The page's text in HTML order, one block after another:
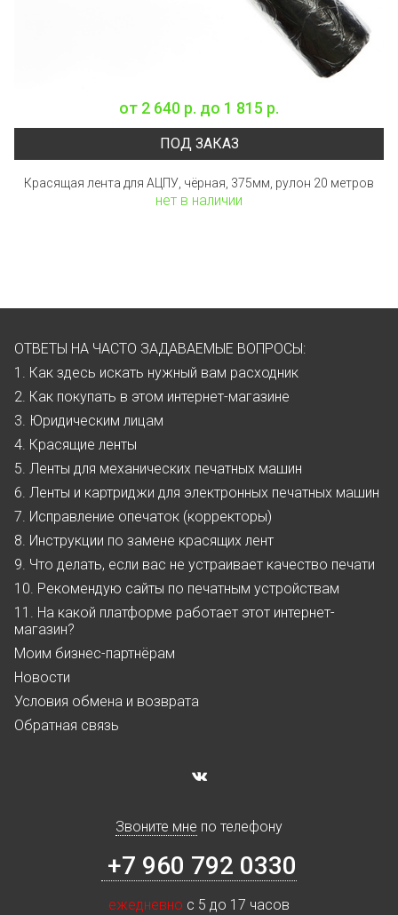
от 2 640 р. до 1 815 р.
ПОД ЗАКАЗ
Красящая лента для АЦПУ, чёрная, 375мм, рулон 20 метров
нет в наличии
ОТВЕТЫ НА ЧАСТО ЗАДАВАЕМЫЕ ВОПРОСЫ:
1. Как здесь искать нужный вам расходник
2. Как покупать в этом интернет-магазине
3. Юридическим лицам
4. Красящие ленты
5. Ленты для механических печатных машин
6. Ленты и картриджи для электронных печатных машин
7. Исправление опечаток (корректоры)
8. Инструкции по замене красящих лент
9. Что делать, если вас не устраивает качество печати
10. Рекомендую сайты по печатным устройствам
11. На какой платформе работает этот интернет-
магазин?
Моим бизнес-партнёрам
Новости
Условия обмена и возврата
Обратная связь
Звоните мне по телефону
+7 960 792 0330
ежедневно с 5 до 17 часов